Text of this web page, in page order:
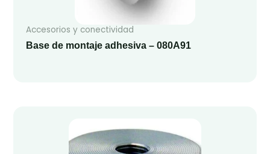
Accesorios y conectividad
Base de montaje adhesiva – 080A91